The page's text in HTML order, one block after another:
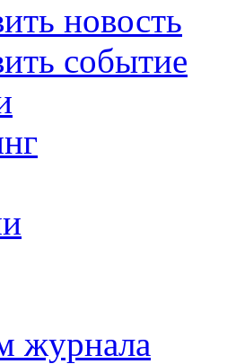
новость
событие
журнала